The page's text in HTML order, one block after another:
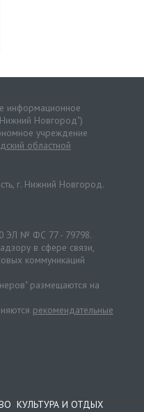
информационное
Новгород")
учреждение
областной
г. Нижний Новгород.
ЭЛ № ФС 77 - 79798.
в сфере связи,
коммуникаций
размещаются на
рекомендательные
КУЛЬТУРА И ОТДЫХ